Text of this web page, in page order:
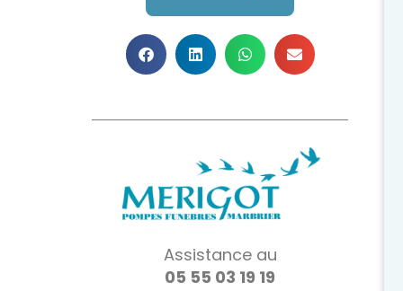
Assistance au
05 55 03 19 19